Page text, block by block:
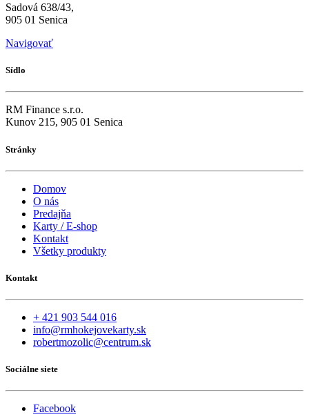
Sadová 638/43,
905 01 Senica
Navigovať
Sídlo
RM Finance s.r.o.
Kunov 215, 905 01 Senica
Stránky
Domov
O nás
Predajňa
Karty / E-shop
Kontakt
Všetky produkty
Kontakt
+ 421 903 544 016
info@rmhokejovekarty.sk
robertmozolic@centrum.sk
Sociálne siete
Facebook